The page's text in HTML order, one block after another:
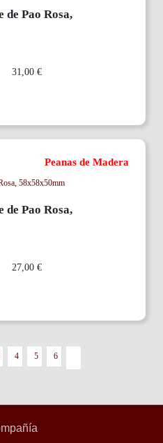
de Pao Rosa,
31,00 €
Peanas de Madera
de Pao Rosa,
27,00 €
4 5 6